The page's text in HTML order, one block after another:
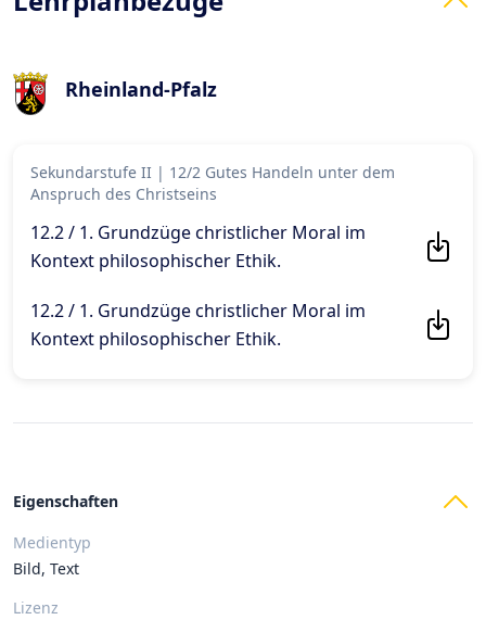
Rheinland-Pfalz
Sekundarstufe II | 12/2 Gutes Handeln unter dem
Anspruch des Christseins
12.2 / 1. Grundzüge christlicher Moral im
Kontext philosophischer Ethik.
12.2 / 1. Grundzüge christlicher Moral im
Kontext philosophischer Ethik.
Eigenschaften
Medientyp
Bild, Text
Lizenz